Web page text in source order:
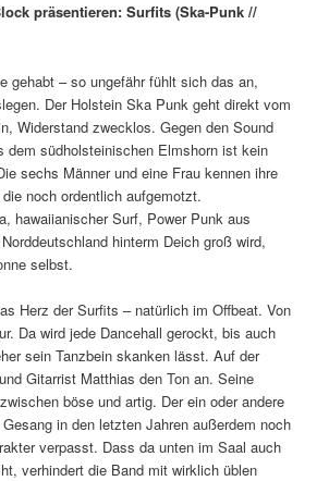
präsentieren: Surfits (Ska-Punk //
gehabt – so ungefähr fühlt sich das an,
Der Holstein Ska Punk geht direkt vom
Widerstand zwecklos. Gegen den Sound
dem südholsteinischen Elmshorn ist kein
sechs Männer und eine Frau kennen ihre
noch ordentlich aufgemotzt.
hawaiianischer Surf, Power Punk aus
hinterm Deich groß wird,
selbst.
Herz der Surfits – natürlich im Offbeat. Von
Da wird jede Dancehall gerockt, bis auch
sein Tanzbein skanken lässt. Auf der
Gitarrist Matthias den Ton an. Seine
böse und artig. Der ein oder andere
in den letzten Jahren außerdem noch
verpasst. Dass da unten im Saal auch
verhindert die Band mit wirklich üblen